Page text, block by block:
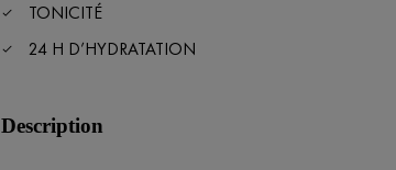
TONICITÉ
24 H D’HYDRATATION
Description